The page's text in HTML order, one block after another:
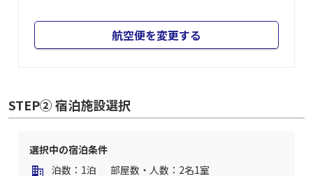
航空便を変更する
STEP② 宿泊施設選択
選択中の宿泊条件
泊数：1泊
部屋数・人数：2名1室